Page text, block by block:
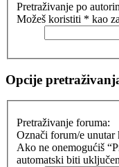
Pretraživanje po
Možeš koristiti * kao
Opcije
Pretraživanje foruma:
Označi forum/e unutar
Ako ne onemogućiš
automatski biti